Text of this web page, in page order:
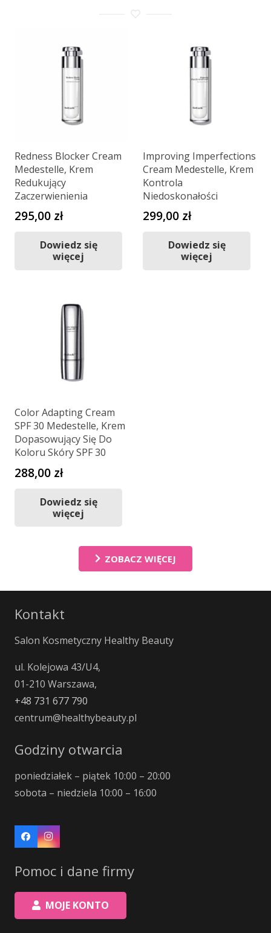
Redness Blocker Cream
Medestelle, Krem
Redukujący
Zaczerwienienia
295,00 zł
Dowiedz się
więcej
Improving Imperfections
Cream Medestelle, Krem
Kontrola
Niedoskonałości
299,00 zł
Dowiedz się
więcej
Color Adapting Cream
SPF 30 Medestelle, Krem
Dopasowujący Się Do
Koloru Skóry SPF 30
288,00 zł
Dowiedz się
więcej
ZOBACZ WIĘCEJ
Kontakt
Salon Kosmetyczny Healthy Beauty
ul. Kolejowa 43/U4,
01-210 Warszawa,
+48 731 677 790
centrum@healthybeauty.pl
Godziny otwarcia
poniedziałek – piątek 10:00 – 20:00
sobota – niedziela 10:00 – 16:00
Pomoc i dane firmy
MOJE KONTO